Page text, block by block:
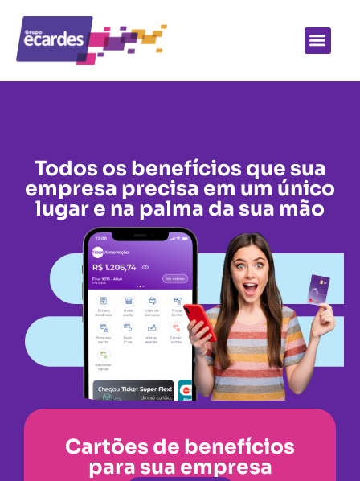
Todos os benefícios que sua
empresa precisa em um único
lugar e na palma da sua mão
Cartões de benefícios
para sua empresa